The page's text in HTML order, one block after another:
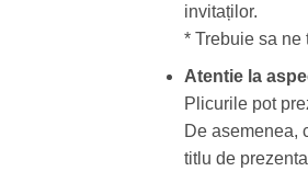
invitaților.
* Trebuie sa ne
Atentie la
Plicurile pot
De asemenea,
titlu de